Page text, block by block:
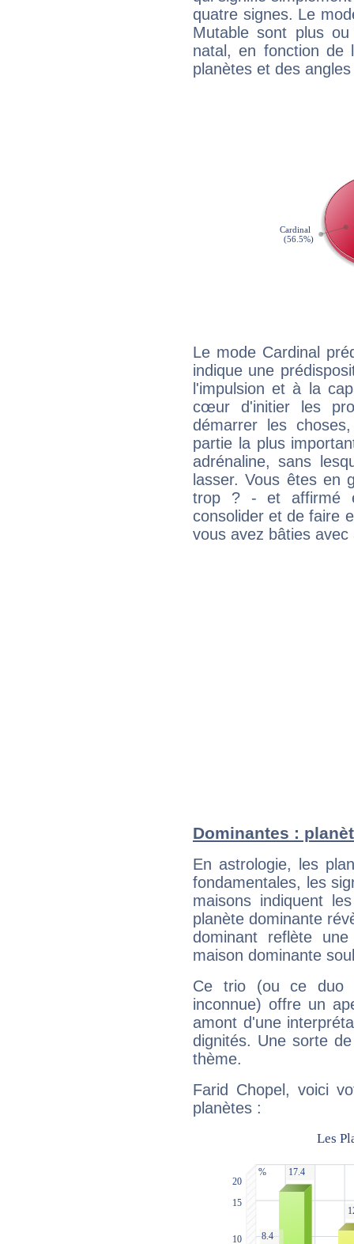
quatre signes. Le
Mutable sont plus
natal, en fonction de
planètes et des
Le mode Cardinal
indique une
l'impulsion et à la
cœur d'initier les
démarrer les
partie la plus
adrénaline, sans
lasser. Vous êtes en
trop ? - et affirmé
consolider et de faire
vous avez bâties avec
Dominantes :
En astrologie, les
fondamentales, les
maisons indiquent
planète dominante
dominant reflète
maison dominante
Ce trio (ou ce duo
inconnue) offre un
amont d'une
dignités. Une sorte
thème.
Farid Chopel, voici
planètes :